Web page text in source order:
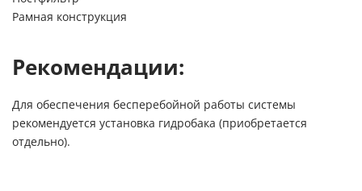
Рамная конструкция
Рекомендации:
Для обеспечения бесперебойной работы системы
рекомендуется установка гидробака (приобретается
отдельно).